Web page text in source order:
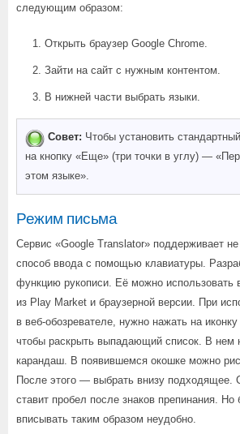
следующим образом:
Открыть браузер Google Chrome.
Зайти на сайт с нужным контентом.
В нижней части выбрать языки.
Совет: Чтобы установить
на кнопку «Еще» (три точки в углу) —
этом языке».
Режим письма
Сервис «Google Translator» поддерживает
способ ввода с помощью клавиатуры.
функцию рукописи. Её можно использовать
из Play Market и браузерной версии. При
в веб-обозревателе, нужно нажать на
чтобы раскрыть выпадающий список. В нем
карандаш. В появившемся окошке можно
После этого — выбрать внизу подходящее.
ставит пробел после знаков препинания. Но
вписывать таким образом неудобно.